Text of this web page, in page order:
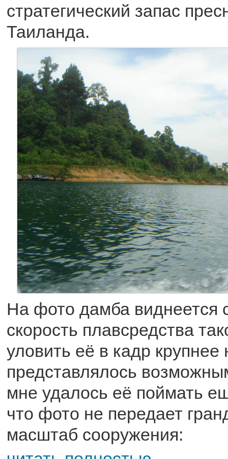
стратегический запас
Таиланда.
На фото дамба виднеется
скорость плавсредства
уловить её в кадр крупнее
представлялось
мне удалось её поймать
что фото не передает
масштаб сооружения: